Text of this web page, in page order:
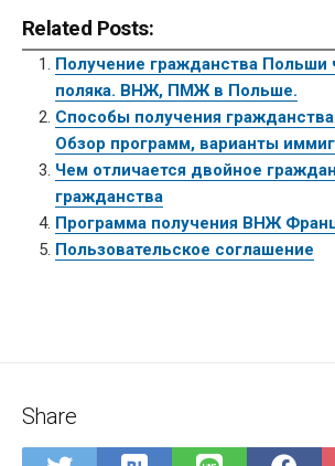
Related Posts:
Получение гражданства Польши
поляка. ВНЖ, ПМЖ в Польше.
Способы получения
Обзор программ, варианты
Чем отличается двойное
гражданства
Программа получения ВНЖ
Пользовательское соглашение
Share